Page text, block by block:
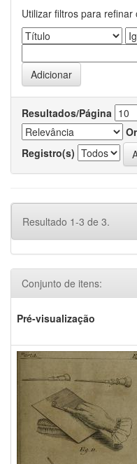
Utilizar filtros para
Resultados/Página
Registro(s)
Resultado 1-3 de 3.
Conjunto de itens:
Pré-visualização